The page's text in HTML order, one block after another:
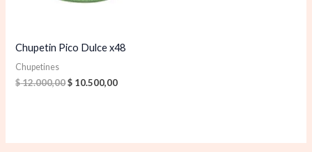
Chupetin Pico Dulce x48
Chupetines
$12.000,00$ 10.500,00